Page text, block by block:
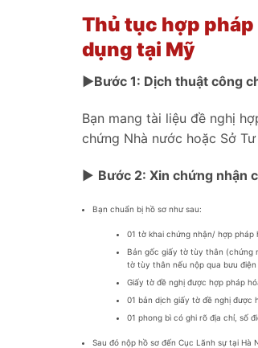
Thủ tục hợp pháp
dụng tại Mỹ
►Bước 1: Dịch thuật công
Bạn mang tài liệu đề nghị
chứng Nhà nước hoặc Sở
► Bước 2: Xin chứng nhận
Bạn chuẩn bị hồ sơ như sau:
01 tờ khai chứng nhận/ hợp pháp
Bản gốc giấy tờ tùy thân (chứng
tờ tùy thân nếu nộp qua bưu điện
Giấy tờ đề nghị được hợp pháp
01 bản dịch giấy tờ đề nghị được
01 phong bì có ghi rõ địa chỉ, số
Sau đó nộp hồ sơ đến Cục Lãnh sự tại Hà